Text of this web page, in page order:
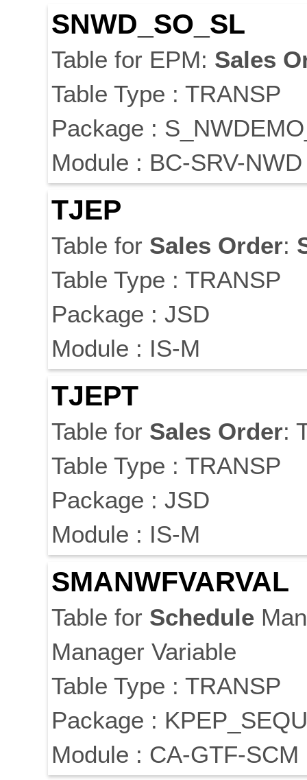
SNWD_SO_SL
Table for EPM: Sales
Table Type : TRANSP
Package :
Module : BC-SRV-NWD
TJEP
Table for Sales Order:
Table Type : TRANSP
Package : JSD
Module : IS-M
TJEPT
Table for Sales Order:
Table Type : TRANSP
Package : JSD
Module : IS-M
SMANWFVARVAL
Table for Schedule
Manager Variable
Table Type : TRANSP
Package :
Module : CA-GTF-SCM